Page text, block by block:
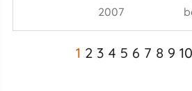
2007
1 2 3 4 5 6 7 8 9 10